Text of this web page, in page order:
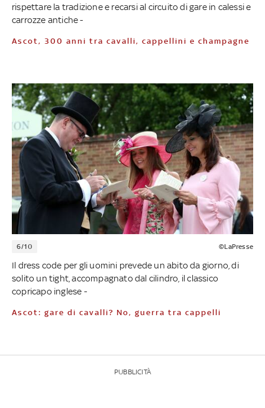
rispettare la tradizione e recarsi al circuito di gare in calessi e
carrozze antiche -
Ascot, 300 anni tra cavalli, cappellini e champagne
6/10 ©LaPresse
Il dress code per gli uomini prevede un abito da giorno, di
solito un tight, accompagnato dal cilindro, il classico
copricapo inglese -
Ascot: gare di cavalli? No, guerra tra cappelli
PUBBLICITÀ